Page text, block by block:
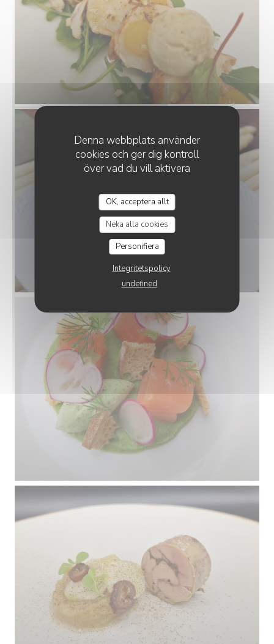
Denna webbplats använder
cookies och ger dig kontroll
över vad du vill aktivera
OK, acceptera allt
Neka alla cookies
Personifiera
Integritetspolicy
undefined